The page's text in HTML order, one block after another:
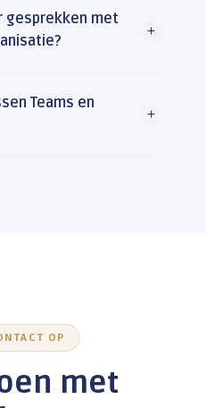
gesprekken met
Teams en
OP
met